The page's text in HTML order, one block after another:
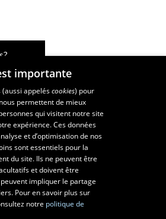
YouTube
du territoire et de développement
et développement
importante
appeléscookies) pour
permettent de mieux
qui visitent notre site
expérience. Ces données
et d’optimisation de nos
sont essentiels pour la
du site. Ils ne peuvent être
et doivent être
impliquer le partage
Pour en savoir plus sur
notre politique de